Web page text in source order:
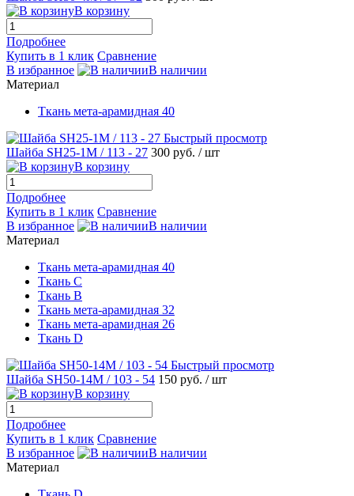
В корзину
Подробнее
Купить в 1 клик Сравнение
В избранное
В наличии
Материал
Ткань мета-арамидная 40
Быстрый просмотр
Шайба SH25-1M / 113 - 27 300 руб. / шт
В корзину
Подробнее
Купить в 1 клик Сравнение
В избранное
В наличии
Материал
Ткань мета-арамидная 40
Ткань С
Ткань B
Ткань мета-арамидная 32
Ткань мета-арамидная 26
Ткань D
Быстрый просмотр
Шайба SH50-14М / 103 - 54 150 руб. / шт
В корзину
Подробнее
Купить в 1 клик Сравнение
В избранное
В наличии
Материал